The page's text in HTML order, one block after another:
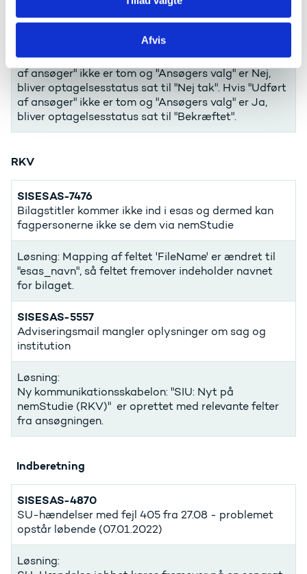
Afvis
Optagelsesstatus får status sat på baggrund af
"Ansøgers valg" og "Udført af ansøger".
Hvis "Udført af ansøger" er tom, bliver
Optagelsesstatus sat til "Ikke svaret". Hvis "Udført
af ansøger" ikke er tom og "Ansøgers valg" er Nej,
bliver optagelsesstatus sat til "Nej tak". Hvis "Udført
af ansøger" ikke er tom og "Ansøgers valg" er Ja,
bliver optagelsesstatus sat til "Bekræftet".
RKV
SISESAS-7476
Bilagstitler kommer ikke ind i esas og dermed kan
fagpersonerne ikke se dem via nemStudie
Løsning: Mapping af feltet 'FileName' er ændret til
"esas_navn", så feltet fremover indeholder navnet
for bilaget.
SISESAS-5557
Adviseringsmail mangler oplysninger om sag og
institution
Løsning:
Ny kommunikationsskabelon: "SIU: Nyt på
nemStudie (RKV)" er oprettet med relevante felter
fra ansøgningen.
Indberetning
SISESAS-4870
SU-hændelser med fejl 405 fra 27.08 - problemet
opstår løbende (07.01.2022)
Løsning: